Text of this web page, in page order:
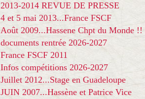
2013-2014 REVUE DE PRESSE
4 et 5 mai 2013...France FSCF
Août 2009...Hassene Chpt du Monde !!
documents rentrée 2026-2027
France FSCF 2011
Infos compétitions 2026-2027
Juillet 2012...Stage en Guadeloupe
JUIN 2007...Hassène et Patrice Vice